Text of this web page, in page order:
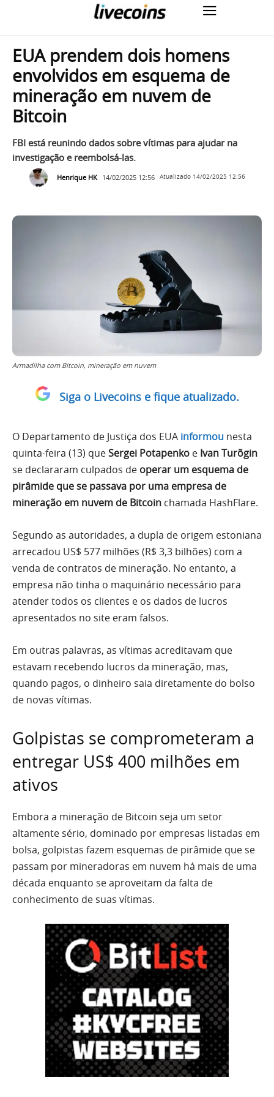
EUA prendem dois homens
envolvidos em esquema de
mineração em nuvem de
Bitcoin
FBI está reunindo dados sobre vítimas para ajudar na
investigação e reembolsá-las.
Henrique HK 14/02/2025 12:56 Atualizado 14/02/2025 12:56
Armadilha com Bitcoin, mineração em nuvem
Siga o Livecoins e fique atualizado.
O Departamento de Justiça dos EUA informou nesta
quinta-feira (13) queSergei Potapenko e Ivan Turõgin
se declararam culpados de operar um esquema de
pirâmide que se passava por uma empresa de
mineração em nuvem de Bitcoin chamada HashFlare.
Segundo as autoridades, a dupla de origem estoniana
arrecadou US$ 577 milhões (R$ 3,3 bilhões) com a
venda de contratos de mineração. No entanto, a
empresa não tinha o maquinário necessário para
atender todos os clientes e os dados de lucros
apresentados no site eram falsos.
Em outras palavras, as vítimas acreditavam que
estavam recebendo lucros da mineração, mas,
quando pagos, o dinheiro saia diretamente do bolso
de novas vítimas.
Golpistas se comprometeram a
entregar US$ 400 milhões em
ativos
Embora a mineração de Bitcoin seja um setor
altamente sério, dominado por empresas listadas em
bolsa, golpistas fazem esquemas de pirâmide que se
passam por mineradoras em nuvem há mais de uma
década enquanto se aproveitam da falta de
conhecimento de suas vítimas.